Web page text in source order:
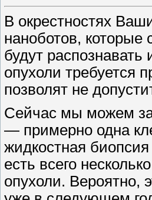
В окрестностях
наноботов, которые
будут
опухоли требуется
позволят не
Сейчас мы можем
— ​примерно одна
жидкостная
есть всего
опухоли. Вероятно,